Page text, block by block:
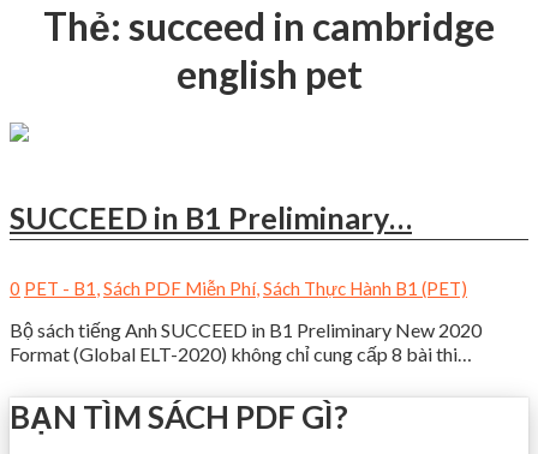
Thẻ: succeed in cambridge
english pet
SUCCEED in B1 Preliminary…
0 PET - B1,Sách PDF Miễn Phí,Sách Thực Hành B1 (PET)
Bộ sách tiếng Anh SUCCEED in B1 Preliminary New 2020
Format (Global ELT-2020) không chỉ cung cấp 8 bài thi…
BẠN TÌM SÁCH PDF GÌ?